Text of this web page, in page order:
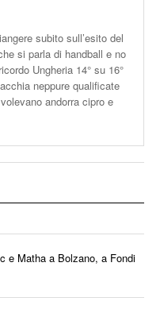
subito sull’esito del
si parla di handball e no
Ungheria 14° su 16°
neppure qualificate
andorra cipro e
e Matha a Bolzano, a Fondi